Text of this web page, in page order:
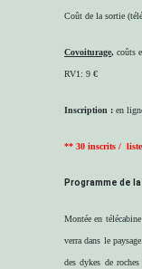
Coût de la sortie
Covoiturage, coûts
RV1: 9 €
Inscription : en
** 30 inscrits /
Programme de
Montée en
verra dans le
des dykes de